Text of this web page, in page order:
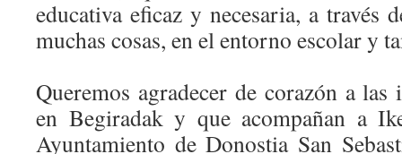
educativa eficaz y necesaria, a través
muchas cosas, en el entorno escolar y
Queremos agradecer de corazón a
en Begiradak y que acompañan a
Ayuntamiento de Donostia San